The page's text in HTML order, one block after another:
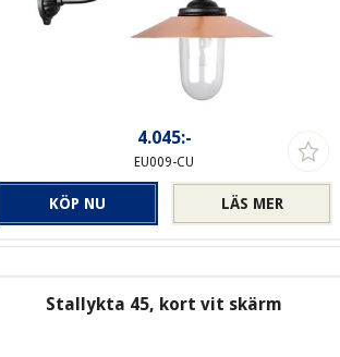
4.045:-
EU009-CU
LÄS MER
KÖP NU
Stallykta 45, kort vit skärm